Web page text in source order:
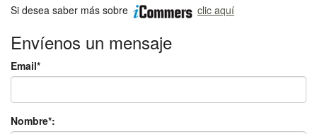
Si desea saber más sobre
clic aquí
Envíenos un mensaje
Email*
Nombre*: